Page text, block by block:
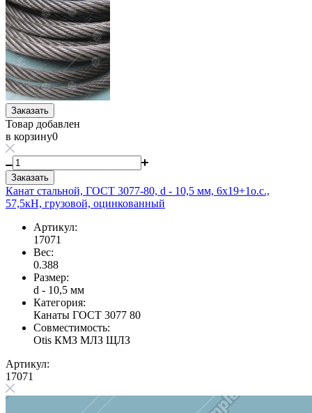
Заказать
Товар добавлен
в корзину0
Заказать
Канат стальной, ГОСТ 3077-80, d - 10,5 мм, 6х19+1о.с.,
57,5кН, грузовой, оцинкованный
Артикул:
17071
Вес:
0.388
Размер:
d - 10,5 мм
Категория:
Канаты ГОСТ 3077 80
Совместимость:
Otis КМЗ МЛЗ ЩЛЗ
Артикул:
17071